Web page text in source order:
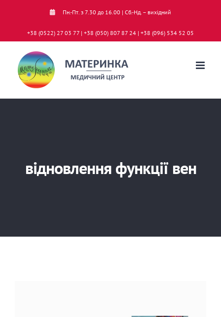
Пн.-Пт. з 7.30 до 16.00 | Сб.-Нд. – вихідний
+38 (0522) 27 03 77 | +38 (050) 807 87 24 | +38 (096) 534 52 05
відновлення функції вен